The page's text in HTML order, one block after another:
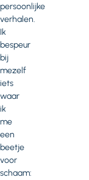
persoonlijke
verhalen.
Ik
bespeur
bij
mezelf
iets
waar
ik
me
een
beetje
voor
schaam: